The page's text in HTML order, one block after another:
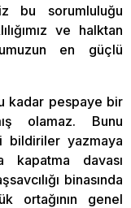
bu sorumluluğu
ve halktan
en güçlü
kadar pespaye bir
olamaz. Bunu
bildiriler yazmaya
kapatma davası
binasında
ortağının genel